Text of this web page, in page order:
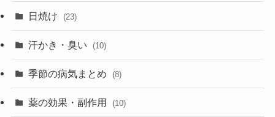
日焼け (23)
汗かき・臭い (10)
季節の病気まとめ (8)
薬の効果・副作用 (10)